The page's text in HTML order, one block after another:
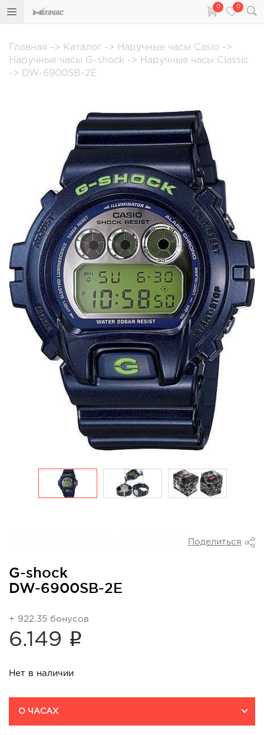
0 0
Главная -> Каталог -> Наручные часы Casio ->
Наручные часы G-shock -> Наручные часы Classic
-> DW-6900SB-2E
Поделиться
G-shock
DW-6900SB-2E
+ 922.35 бонусов
6.149 i
Нет в наличии
О ЧАСАХ